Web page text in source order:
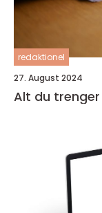
redaktionel
27. August 2024
Alt du